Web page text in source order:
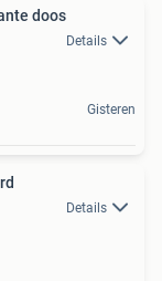
doos
Details
Gisteren
Details